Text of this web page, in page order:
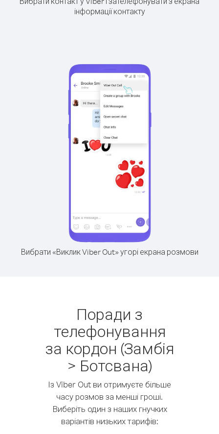
інформації контакту
Вибрати «Виклик Viber Out» угорі екрана розмови
Поради з
телефонування
за кордон (Замбія
> Ботсвана)
Із Viber Out ви отримуєте більше
часу розмов за менші гроші.
Виберіть один з наших гнучких
варіантів низьких тарифів: